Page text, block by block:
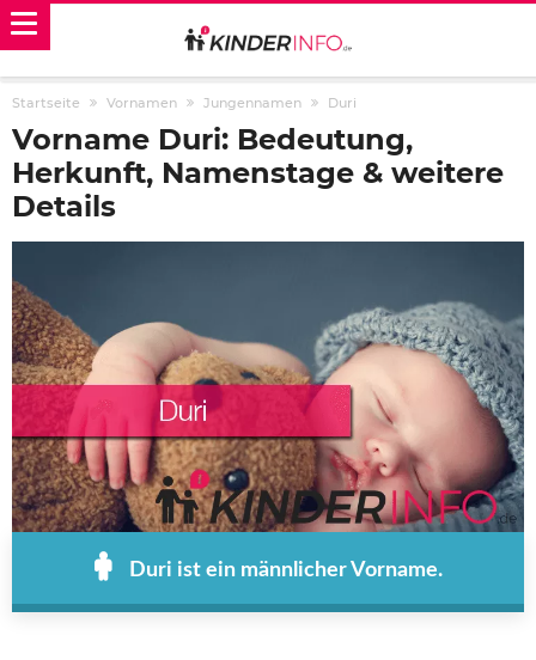
Startseite Vornamen Jungennamen Duri
Vorname Duri: Bedeutung,
Herkunft, Namenstage & weitere
Details
Duri ist ein männlicher Vorname.